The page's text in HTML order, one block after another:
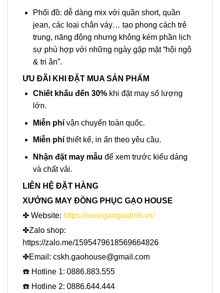
Phối đồ: dễ dàng mix với quần short, quần
jean, các loại chân váy… tạo phong cách trẻ
trung, năng động nhưng không kém phần lịch
sự phù hợp với những ngày gặp mặt “hội ngộ
& tri ân”.
ƯU ĐÃI KHI ĐẶT MUA SẢN PHẨM
Chiết khấu đến 30%khi đặt may số lượng
lớn.
Miễn phí vận chuyển toàn quốc.
Miễn phíthiết kế, in ấn theo yêu cầu.
Nhận đặt may mẫu để xem trước kiểu dáng
và chất vải.
LIÊN HỆ ĐẶT HÀNG
XƯỞNG MAY ĐỒNG PHỤC GẠO HOUSE
✤ Website: https://xuongaogiadinh.vn/
✤Zalo shop:
https://zalo.me/1595479618569664826
✤Email: cskh.gaohouse@gmail.com
☎️ Hotline 1: 0886.883.555
☎️ Hotline 2: 0886.644.444